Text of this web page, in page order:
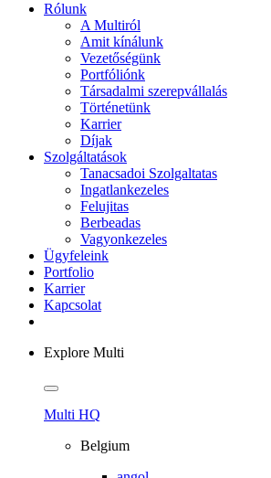
Rólunk
A Multiról
Amit kínálunk
Vezetőségünk
Portfóliónk
Társadalmi szerepvállalás
Történetünk
Karrier
Díjak
Szolgáltatások
Tanacsadoi Szolgaltatas
Ingatlankezeles
Felujitas
Berbeadas
Vagyonkezeles
Ügyfeleink
Portfolio
Karrier
Kapcsolat
Explore Multi
Multi HQ
Belgium